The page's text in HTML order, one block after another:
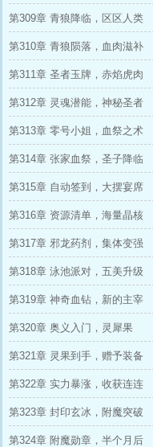
第309章 青狼降临，区区人类
第310章 青狼陨落，血肉滋补
第311章 圣者玉牌，赤焰虎肉
第312章 灵魂潜能，神秘圣者
第313章 零号小姐，血祭之术
第314章 张家血祭，圣子降临
第315章 自动签到，大摆宴席
第316章 资源清单，海量晶核
第317章 邪龙药剂，集体变强
第318章 泳池派对，五美升级
第319章 神奇血钻，新的主宰
第320章 奥义入门，灵犀果
第321章 灵果到手，赠予装备
第322章 实力暴涨，收获连连
第323章 封印玄冰，附魔突破
第324章 附魔勋章，半个月后